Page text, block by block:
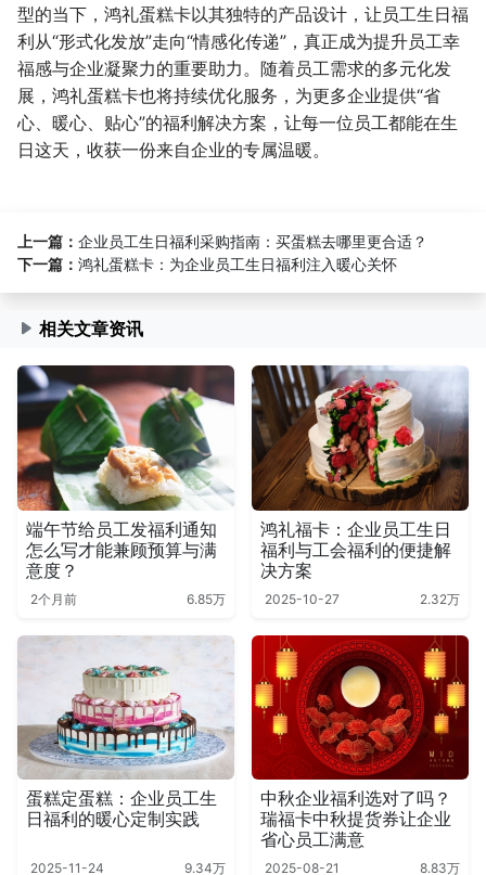
型的当下，鸿礼蛋糕卡以其独特的产品设计，让员工生日福
利从“形式化发放”走向“情感化传递”，真正成为提升员工幸
福感与企业凝聚力的重要助力。随着员工需求的多元化发
展，鸿礼蛋糕卡也将持续优化服务，为更多企业提供“省
心、暖心、贴心”的福利解决方案，让每一位员工都能在生
日这天，收获一份来自企业的专属温暖。
上一篇： 企业员工生日福利采购指南：买蛋糕去哪里更合适？
下一篇： 鸿礼蛋糕卡：为企业员工生日福利注入暖心关怀
相关文章资讯
端午节给员工发福利通知
怎么写才能兼顾预算与满
意度？
2个月前 6.85万
鸿礼福卡：企业员工生日
福利与工会福利的便捷解
决方案
2025-10-27 2.32万
蛋糕定蛋糕：企业员工生
日福利的暖心定制实践
2025-11-24 9.34万
中秋企业福利选对了吗？
瑞福卡中秋提货券让企业
省心员工满意
2025-08-21 8.83万